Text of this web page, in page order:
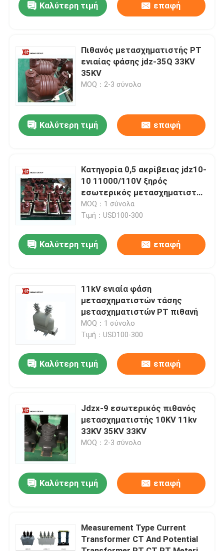
Προϊόντα
Περίπου εμείς
Γύρος εργοστασίων
Μας ελάτε σε επαφή με
Ζητήστε ένα απόσπασμα
Διακόπτης σπασιμάτων φορτίων αέρα
Μηχανισμός διανομής διανομής δύναμης
Καλύτερη τιμή επαφή
Πιθανός μετασχηματιστής PT
ενιαίας φάσης jdz-35Q 33KV
35KV
MOQ：2-3 σύνολο
Καλύτερη τιμή επαφή
Κατηγορία 0,5 ακρίβειας jdz10-
10 11000/110V ξηρός
εσωτερικός μετασχηματιστών
PT πιθανός
MOQ：1 σύνολα
Τιμή：USD100-300
Καλύτερη τιμή επαφή
11kV ενιαία φάση
μετασχηματιστών τάσης
μετασχηματιστών PT πιθανή
MOQ：1 σύνολο
Τιμή：USD100-300
Καλύτερη τιμή επαφή
Jdzx-9 εσωτερικός πιθανός
μετασχηματιστής 10KV 11kv
33KV 35KV 33KV
MOQ：2-3 σύνολο
Καλύτερη τιμή επαφή
Measurement Type Current
Transformer CT And Potential